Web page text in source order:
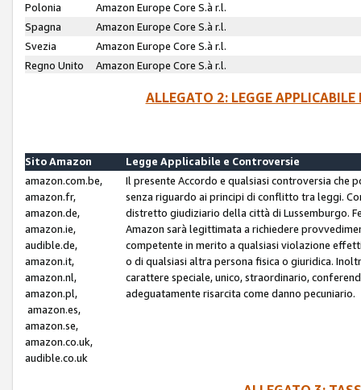
Polonia
Amazon Europe Core S.à r.l.
Spagna
Amazon Europe Core S.à r.l.
Svezia
Amazon Europe Core S.à r.l.
Regno Unito
Amazon Europe Core S.à r.l.
ALLEGATO 2: LEGGE
Sito Amazon
Legge Applicabile e Controversie
amazon.com.be,
amazon.fr,
amazon.de,
amazon.ie,
audible.de,
amazon.it,
amazon.nl,
amazon.pl,
amazon.es,
amazon.se,
amazon.co.uk,
audible.co.uk
Il presente Accordo e qualsiasi controversia che
senza riguardo ai principi di conflitto tra leggi.
distretto giudiziario della città di Lussemburgo.
Amazon sarà legittimata a richiedere
competente in merito a qualsiasi violazione
o di qualsiasi altra persona fisica o giuridica.
carattere speciale, unico, straordinario,
adeguatamente risarcita come danno pecuniario.